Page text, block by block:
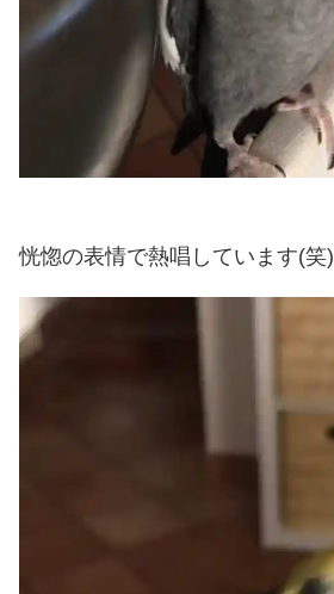
恍惚の表情で熱唱しています(笑)